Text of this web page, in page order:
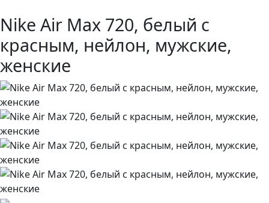
Nike Air Max 720, белый с
красным, нейлон, мужские,
женские